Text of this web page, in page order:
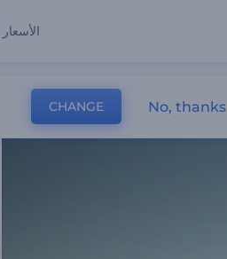
الأسعار
CHANGE No, thanks